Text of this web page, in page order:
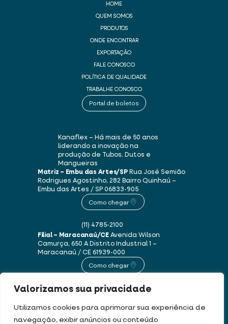
Valorizamos sua privacidade
Utilizamos cookies para aprimorar sua experiência de
navegação, exibir anúncios ou conteúdo
HOME
QUEM SOMOS
PRODUTOS
ONDE ENCONTRAR
EXPORTAÇÃO
FALE CONOSCO
POLÍTICA DE QUALIDADE
TRABALHE CONOSCO
Portal de boletos
Kanaflex – Há mais de 50 anos
liderando a inovação na
produção de Tubos, Dutos e
Mangueiras
Matriz – Embu das Artes/SPRua José Semião
Rodrigues Agostinho, 282 Bairro Quinhaú –
Embu das Artes / SP06833-905
Como chegar
(11) 4785-2100
Filial – Maracanaú/CEAvenida Wilson
Camurça, 650 ADistrito Industrial 1 –
Maracanaú / CE61939-000
Como chegar
(85) 3250-1235